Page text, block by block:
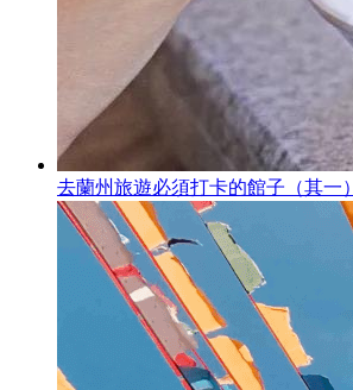
去蘭州旅遊必須打卡的館子（其一）